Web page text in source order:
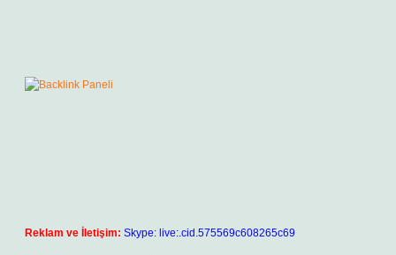
Reklam ve İletişim: Skype: live:.cid.575569c608265c69